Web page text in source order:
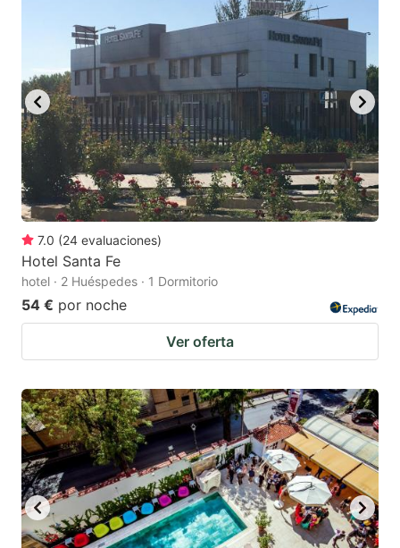
7.0 (24 evaluaciones)
Hotel Santa Fe
hotel · 2 Huéspedes · 1 Dormitorio
54 € por noche
Ver oferta